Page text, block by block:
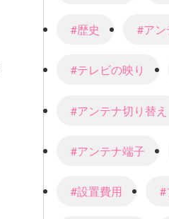
#歴史 #ア
#テレビの映り
#アンテナ切り替え
#アンテナ端子
#設置費用 #